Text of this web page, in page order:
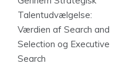
Talentudvælgelse:
Værdien af Search and
Selection og Executive
Search